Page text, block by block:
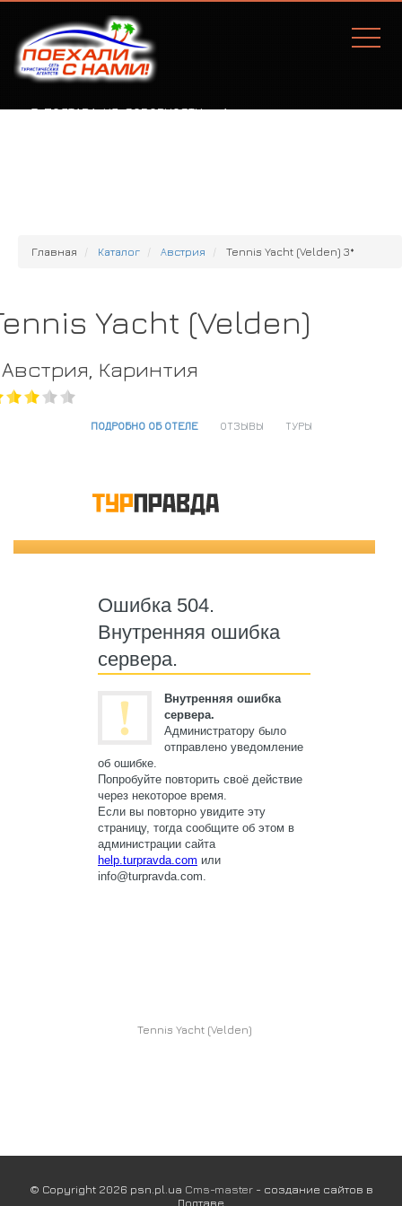
Г. ПОЛТАВА, УЛ. СОБОРНОСТИ, 77А
Главная Каталог Австрия Tennis Yacht (Velden) 3*
Yacht (Velden)
Австрия, Каринтия
ПОДРОБНО ОБ ОТЕЛЕ ОТЗЫВЫ ТУРЫ
Tennis Yacht (Velden)
© Copyright 2026 psn.pl.ua Cms-master- создание сайтов в
Полтаве